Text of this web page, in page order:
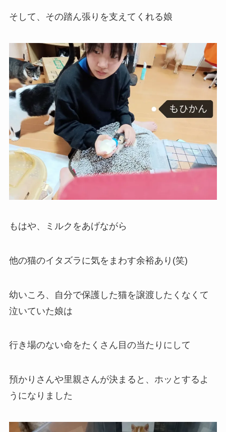
そして、その踏ん張りを支えてくれる娘
もはや、ミルクをあげながら
他の猫のイタズラに気をまわす余裕あり(笑)
幼いころ、自分で保護した猫を譲渡したくなくて
泣いていた娘は
行き場のない命をたくさん目の当たりにして
預かりさんや里親さんが決まると、ホッとするよ
うになりました